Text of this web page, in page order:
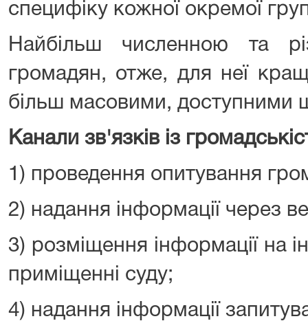
специфіку кожної окремої
Найбільш численною та
громадян, отже, для неї
більш масовими, доступними
Канали зв'язків із
1) проведення опитування
2) надання інформації через
3) розміщення інформації на
приміщенні суду;
4) надання інформації